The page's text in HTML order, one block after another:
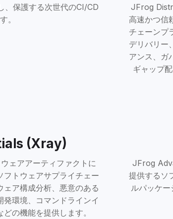
保護する次世代のCI/CD
。
JFrog
高速かつ信
チェーンプ
デリバリー
アンス、ガ
ギャップ
(Xray)
ェアアーティファクトに
トウェアサプライチェー
ア構成分析、悪意のある
環境、コマンドラインイ
の機能を提供します。
JFrog
提供するソ
ルパッケ